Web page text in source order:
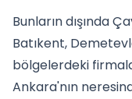
Bunların dışında
Batıkent,
bölgelerdeki
Ankara'nın